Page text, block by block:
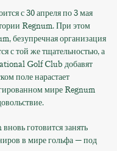
с 30 апреля по 3 мая
Regnum. При этом
безупречная организация
с той же тщательностью, а
Golf Club добавят
поле нарастает
мире Regnum
готовится занять
в мире гольфа — под